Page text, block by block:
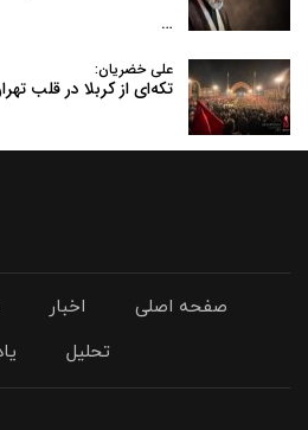
…
علی خضریان:
تکه‌ای از کربلا در قلب
صفحه اصلی اخبار
تحلیل